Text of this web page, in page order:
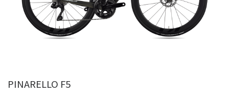
PINARELLO F5